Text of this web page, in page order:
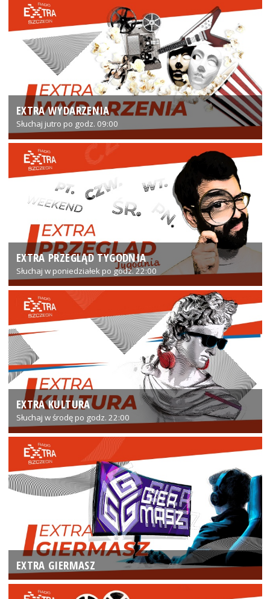
EXTRA WYDARZENIA
Słuchaj jutro po godz. 09:00
EXTRA PRZEGLĄD TYGODNIA
Słuchaj w poniedziałek po godz. 22:00
EXTRA KULTURA
Słuchaj w środę po godz. 22:00
EXTRA GIERMASZ